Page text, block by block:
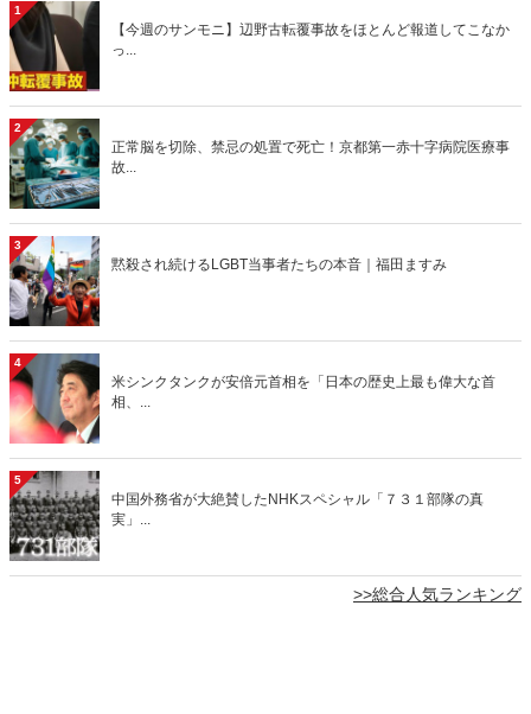
1
【今週のサンモニ】辺野古転覆事故をほとんど報道してこなか
っ...
2
正常脳を切除、禁忌の処置で死亡！京都第一赤十字病院医療事
故...
3
黙殺され続けるLGBT当事者たちの本音｜福田ますみ
4
米シンクタンクが安倍元首相を「日本の歴史上最も偉大な首
相、...
5
中国外務省が大絶賛したNHKスペシャル「７３１部隊の真
実」...
>>総合人気ランキング